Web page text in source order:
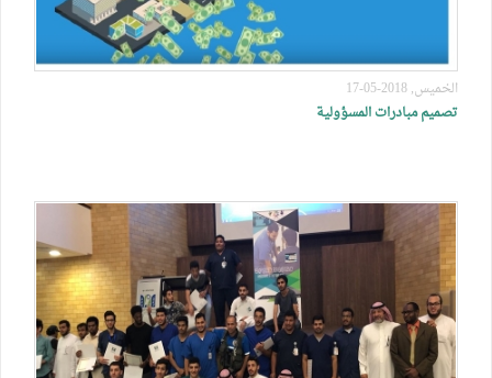
الخميس, 2018-05-17
تصميم مبادرات المسؤولية